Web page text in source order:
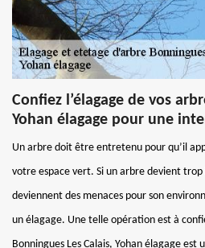
Confiez l’élagage de vos
Yohan élagage pour une
Un arbre doit être entretenu pour qu’il
votre espace vert. Si un arbre devient
deviennent des menaces pour son
un élagage. Une telle opération est à
Bonningues Les Calais, Yohan élagage est